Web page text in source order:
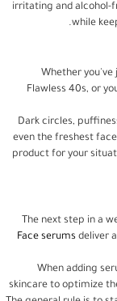
irritating and alcohol-
while
Whether you've
Flawless 40s, or
Dark circles,
even the freshest
product for your
The next step in a
Face serums deliver
When adding
skincare to optimize